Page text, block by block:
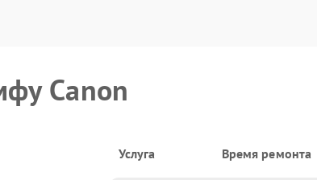
Canon
Услуга Время ремонта